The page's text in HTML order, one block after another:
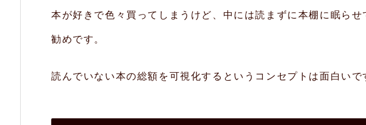
て
し
っ
本が好きで色々買ってしまうけど、中には読まずに本棚に眠ら
勧めです。
読んでいない本の総額を可視化するというコンセプトは面白いで